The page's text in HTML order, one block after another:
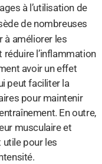
à l’utilisation de
de nombreuses
à améliorer les
l’inflammation
avoir un effet
peut faciliter la
pour maintenir
En outre,
musculaire et
utile pour les